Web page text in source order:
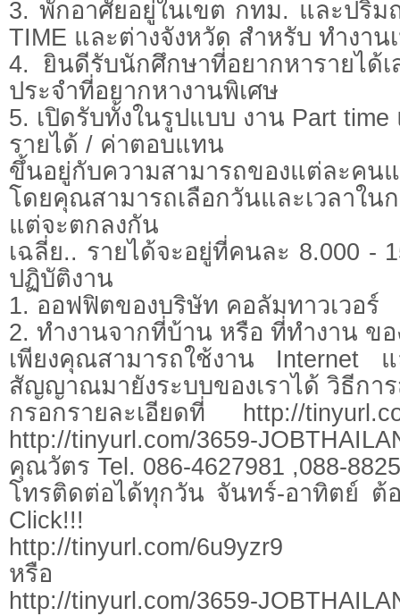
3. พักอาศัยอยู่ในเขต กทม. และปริ
TIME และต่างจังหวัด สำหรับ ทำงาน
4. ยินดีรับนักศึกษาที่อยากหารายได้
ประจำที่อยากหางานพิเศษ
5. เปิดรับทั้งในรูปแบบ งาน Part time
รายได้ / ค่าตอบแทน
ขึ้นอยู่กับความสามารถของแต่ละคน
โดยคุณสามารถเลือกวันและเวลาใ
แต่จะตกลงกัน
เฉลี่ย.. รายได้จะอยู่ที่คนละ 8.000 -
ปฏิบัติงาน
1. ออฟฟิตของบริษัท คอลัมทาวเวอร์
2. ทำงานจากที่บ้าน หรือ ที่ทำงาน ข
เพียงคุณสามารถใช้งาน Internet แ
สัญญาณมายังระบบของเราได้ วิธีกา
กรอกรายละเอียดที่ http://
http://tinyurl.com/3659-
คุณวัตร Tel. 086-4627981 ,088-
โทรติดต่อได้ทุกวัน จันทร์-อาทิตย์ ต้อ
Click!!!
http://tinyurl.com/6u9yzr9
หรือ
http://tinyurl.com/3659-